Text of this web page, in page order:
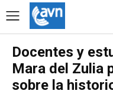
Docentes y
Mara del Zulia
sobre la